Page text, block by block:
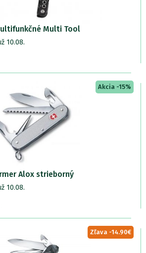
Multi Tool
10.08.
Akcia -15%
Alox strieborný
10.08.
Zľava -14.90€